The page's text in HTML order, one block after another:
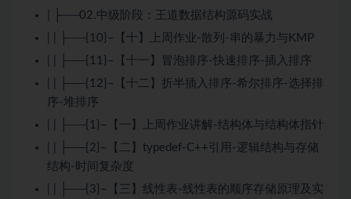
| ├──02.中级阶段：王道数据结构源码实战
| | ├──{10}–【十】上周作业-散列-串的暴力与KMP
| | ├──{11}–【十一】冒泡排序-快速排序-插入排序
| | ├──{12}–【十二】折半插入排序-希尔排序-选择排
序-堆排序
| | ├──{1}–【一】上周作业讲解-结构体与结构体指针
| | ├──{2}–【二】typedef-C++ 引用-逻辑结构与存储
结构-时间复杂度
| | ├──{3}–【三】线性表-线性表的顺序存储原理及实